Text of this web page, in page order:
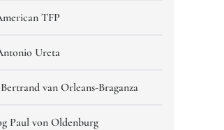
TFP
Ureta
van Orleans-Braganza
Paul von Oldenburg